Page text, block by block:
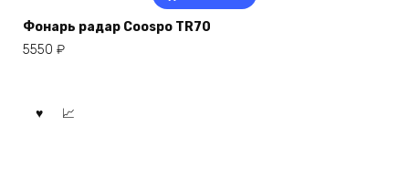
Фонарь радар Coospo TR70
5550 ₽